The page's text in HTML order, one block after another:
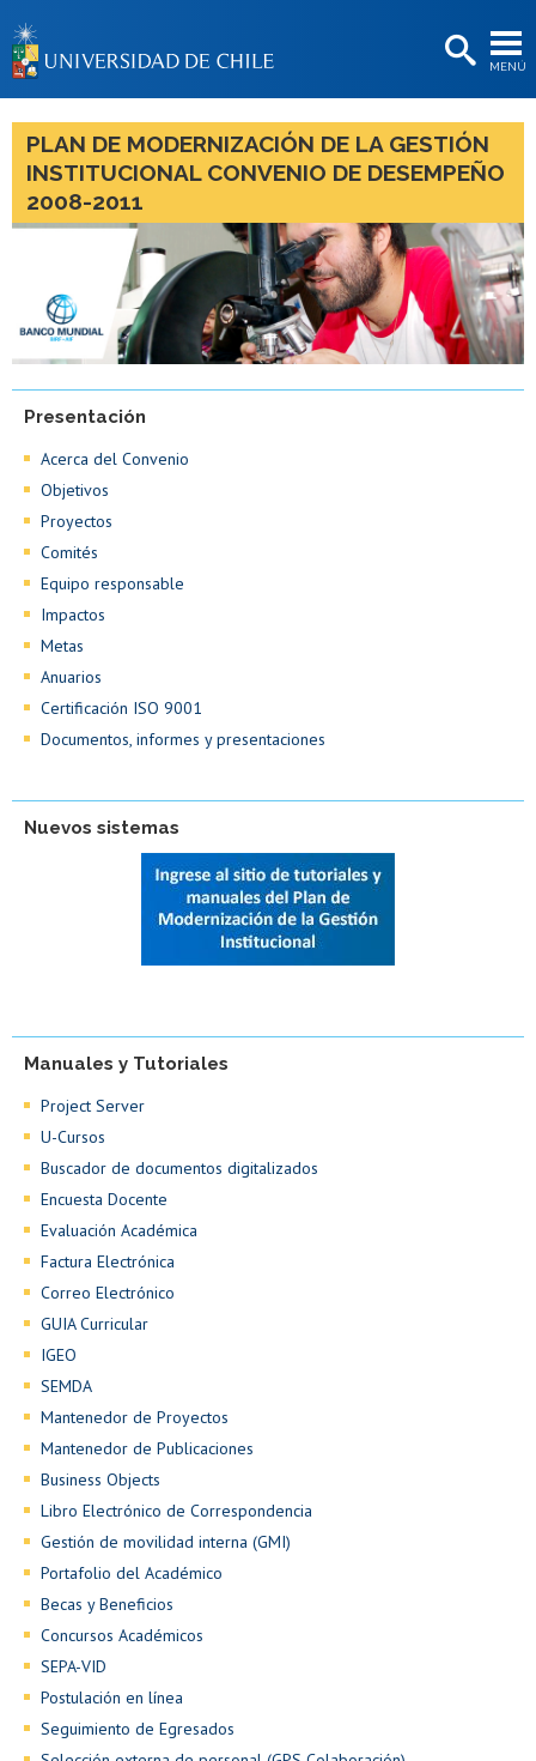
MENÚ
BIBLIOTECAS
LA UNIVERSIDAD
Postulantes
Estudiantes
Académicas/os
Funcionarias/os
Egresadas/os
PLAN DE MODERNIZACIÓN DE LA GESTIÓN
INSTITUCIONAL CONVENIO DE DESEMPEÑO
2008-2011
Presentación
Acerca del Convenio
Objetivos
Proyectos
Comités
Equipo responsable
Impactos
Metas
Anuarios
Certificación ISO 9001
Documentos, informes y presentaciones
Nuevos sistemas
Manuales y Tutoriales
Project Server
U-Cursos
Buscador de documentos digitalizados
Encuesta Docente
Evaluación Académica
Factura Electrónica
Correo Electrónico
GUIA Curricular
IGEO
SEMDA
Mantenedor de Proyectos
Mantenedor de Publicaciones
Business Objects
Libro Electrónico de Correspondencia
Gestión de movilidad interna (GMI)
Portafolio del Académico
Becas y Beneficios
Concursos Académicos
SEPA-VID
Postulación en línea
Seguimiento de Egresados